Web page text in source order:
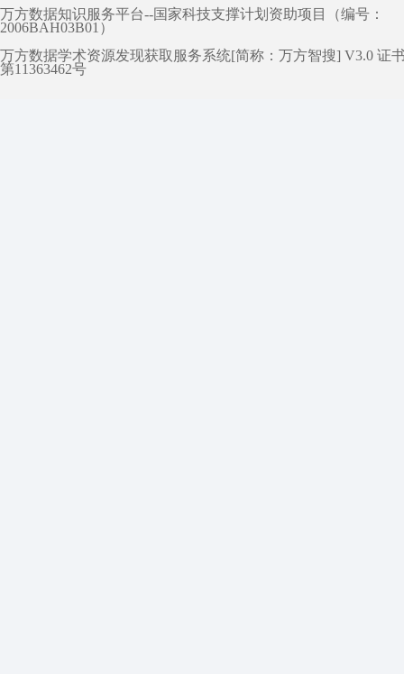
万方数据知识服务平台--国家科技支撑计划资助项目（编号：
2006BAH03B01）
万方数据学术资源发现获取服务系统[简称：万方智搜] V3.0 证
第11363462号